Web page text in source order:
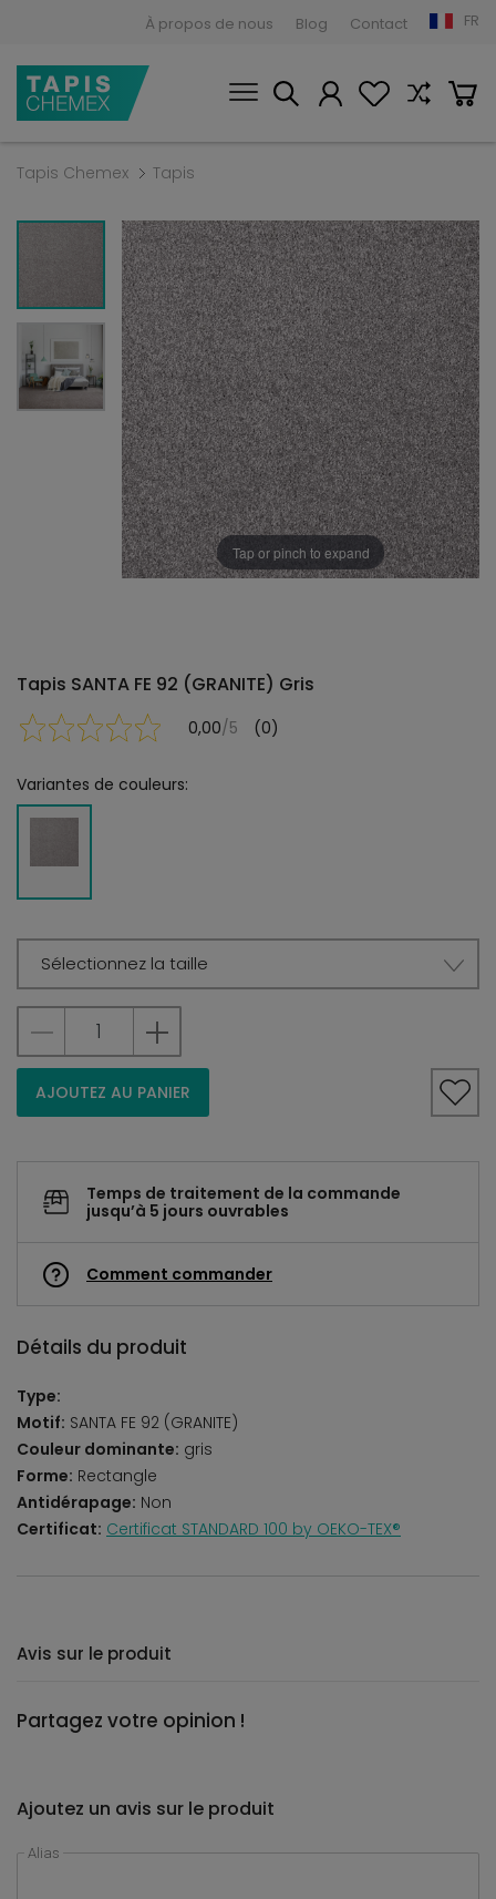
À propos de nous Blog Contact FR
Tapis Chemex Tapis
Tap or pinch to expand
Tapis SANTA FE 92 (GRANITE) Gris
0,00/5 (0)
Variantes de couleurs:
Sélectionnez la taille
AJOUTEZ AU PANIER
Temps de traitement de la commande
jusqu’à 5 jours ouvrables
Comment commander
Détails du produit
Type:
Motif: SANTA FE 92 (GRANITE)
Couleur dominante: gris
Forme: Rectangle
Antidérapage: Non
Certificat: Certificat STANDARD 100 by OEKO-TEX®
Avis sur le produit
Partagez votre opinion !
Ajoutez un avis sur le produit
Alias